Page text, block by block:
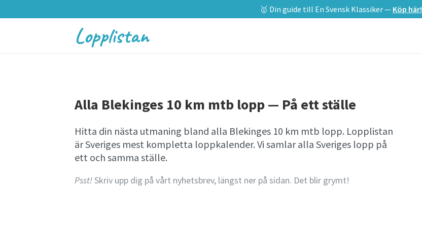
🥇 Din guide till En Svensk Klassiker — Köp här!
Lopplistan
Alla Blekinges 10 km mtb lopp — På ett ställe
Hitta din nästa utmaning bland alla Blekinges 10 km mtb lopp. Lopplistan
är Sveriges mest kompletta loppkalender. Vi samlar alla Sveriges lopp på
ett och samma ställe.
Psst!Skriv upp dig på vårt nyhetsbrev, längst ner på sidan. Det blir grymt!